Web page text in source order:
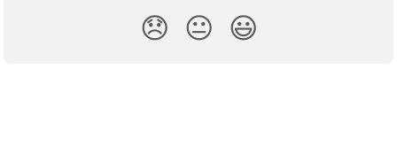
😞 😐 😃